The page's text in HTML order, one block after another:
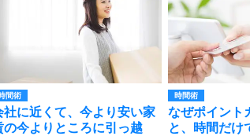
間術
社に近くて、今より安い家
の今よりところに引っ越
時間術
なぜポイント
と、時間だけ